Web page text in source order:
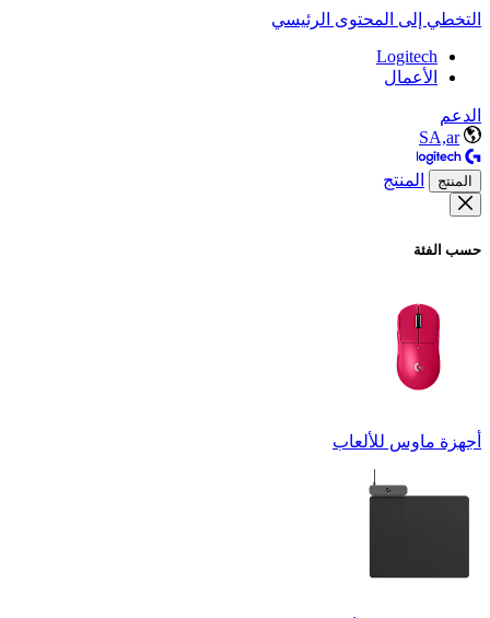
التخطي إلى المحتوى الرئيسي
Logitech
الأعمال
الدعم
SA,ar
المنتج المنتج
حسب الفئة
أجهزة ماوس للألعاب